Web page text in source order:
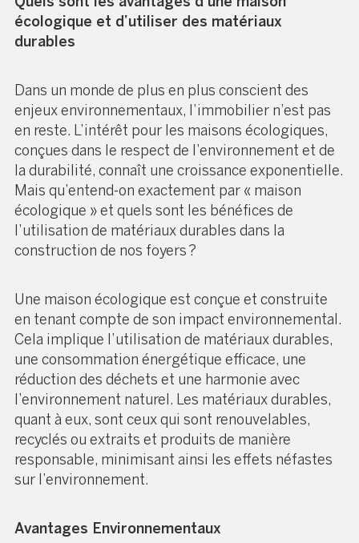
écologique et d’utiliser des matériaux
durables
Dans un monde de plus en plus conscient des
enjeux environnementaux, l’immobilier n’est pas
en reste. L’intérêt pour les maisons écologiques,
conçues dans le respect de l’environnement et de
la durabilité, connaît une croissance exponentielle.
Mais qu’entend-on exactement par « maison
écologique » et quels sont les bénéfices de
l’utilisation de matériaux durables dans la
construction de nos foyers ?
Une maison écologique est conçue et construite
en tenant compte de son impact environnemental.
Cela implique l’utilisation de matériaux durables,
une consommation énergétique efficace, une
réduction des déchets et une harmonie avec
l’environnement naturel. Les matériaux durables,
quant à eux, sont ceux qui sont renouvelables,
recyclés ou extraits et produits de manière
responsable, minimisant ainsi les effets néfastes
sur l’environnement.
Avantages Environnementaux